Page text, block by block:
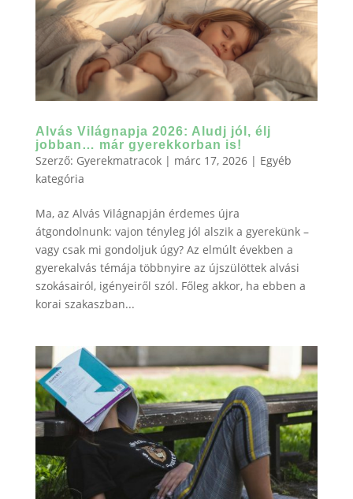
Alvás Világnapja 2026: Aludj jól, élj
jobban… már gyerekkorban is!
Szerző: Gyerekmatracok| márc 17, 2026| Egyéb
kategória
Ma, az Alvás Világnapján érdemes újra
átgondolnunk: vajon tényleg jól alszik a gyerekünk –
vagy csak mi gondoljuk úgy? Az elmúlt években a
gyerekalvás témája többnyire az újszülöttek alvási
szokásairól, igényeiről szól. Főleg akkor, ha ebben a
korai szakaszban...